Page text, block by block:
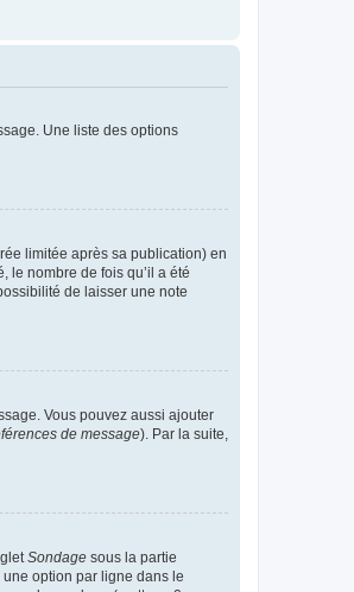
Une liste des options
limitée après sa publication) en
le nombre de fois qu’il a été
de laisser une note
Vous pouvez aussi ajouter
de message). Par la suite,
Sondage sous la partie
option par ligne dans le